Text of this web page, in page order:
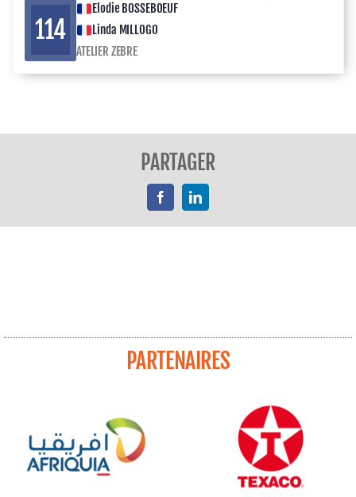
114
Elodie BOSSEBOEUF
Linda MILLOGO
ATELIER ZEBRE
PARTAGER
FacebookLinkedIn
PARTENAIRES